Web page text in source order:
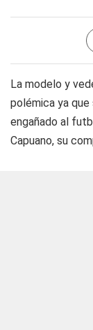
La modelo y
polémica ya que
engañado al
Capuano, su